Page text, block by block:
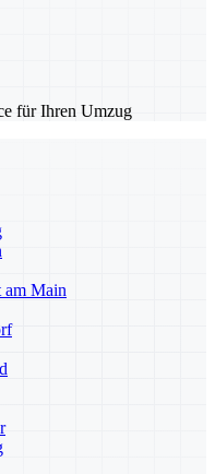
für Ihren Umzug
am Main